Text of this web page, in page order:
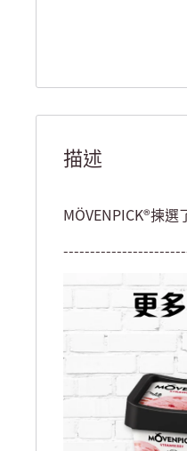
描述
MÖVENPICK®揀